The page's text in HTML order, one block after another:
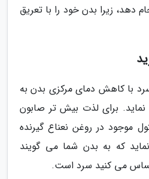
دهد، زیرا بدن خود را با تعریق
با کاهش دمای مرکزی بدن به
برای لذت بیش تر صابون
موجود در روغن نعناع گیرنده
که به بدن شما می گویند
می کنید سرد است.